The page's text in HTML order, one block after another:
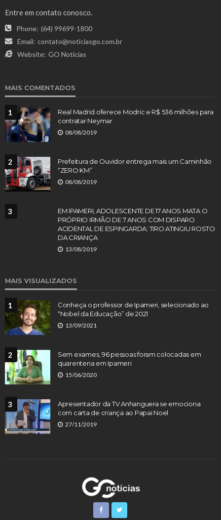
Entre em contato conosco.
Phone: (64) 99699-1800
Email: contato@noticiasgo.com.br
Website: GO Notícias
MAIS COMENTADOS
1
Real Madrid oferece Modric e R$ 536 milhões para
contratar Neymar
08/08/2019
2
Prefeitura de Ouvidor entrega mais um Caminhão
“ZERO KM”
08/08/2019
3
EM IPAMERI, ADOLESCENTE DE 17 ANOS MATA O
PRÓPRIO IRMÃO DE 7 ANOS COM DISPARO
ACIDENTAL DE ESPINGARDA; TIRO ATINGIU ROSTO
DA CRIANÇA
13/08/2019
MAIS VISUALIZADOS
1
Conheça o professor de Ipameri, selecionado ao
“Nobel da Educação” de 2021
13/09/2021
2
Sem exames, 96 pessoas foram colocadas em
quarentena em Ipameri
15/06/2020
3
Apresentador da TV Anhanguera se emociona
com carta de criança ao Papai Noel
27/11/2019